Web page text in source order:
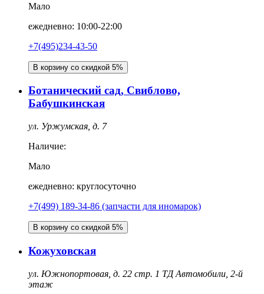
Мало
ежедневно: 10:00-22:00
+7(495)234-43-50
В корзину со скидкой 5%
Ботанический сад, Свиблово,
Бабушкинская
ул. Уржумская, д. 7
Наличие:
Мало
ежедневно: круглосуточно
+7(499) 189-34-86 (запчасти для иномарок)
В корзину со скидкой 5%
Кожуховская
ул. Южнопортовая, д. 22 стр. 1 ТД Автомобили, 2-й
этаж